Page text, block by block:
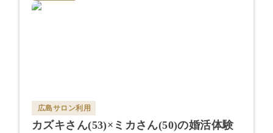
広島サロン利用
カズキさん(53)× ミカ さん(50)の婚活体験